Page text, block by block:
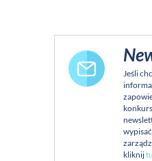
Jeśli
kliknij